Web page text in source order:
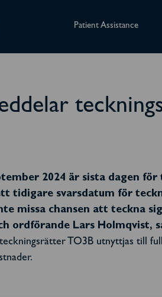
Patient Assistance
2024 är sista dagen
tidigare svarsdatum för
missa chansen att teckna
ordförande Lars Holmqvist,
TO3B utnyttjas till